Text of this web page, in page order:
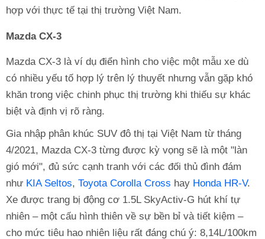
hợp với thực tế tại thị trường Việt Nam.
Mazda CX-3
Mazda CX-3 là ví dụ điển hình cho việc một mẫu xe dù
có nhiều yếu tố hợp lý trên lý thuyết nhưng vẫn gặp khó
khăn trong việc chinh phục thị trường khi thiếu sự khác
biệt và định vị rõ ràng.
Gia nhập phân khúc SUV đô thị tại Việt Nam từ tháng
4/2021, Mazda CX-3 từng được kỳ vọng sẽ là một "làn
gió mới", đủ sức cạnh tranh với các đối thủ đình đám
như KIA Seltos, Toyota Corolla Cross hay Honda HR-V.
Xe được trang bị động cơ 1.5L SkyActiv-G hút khí tự
nhiên – một cấu hình thiên về sự bền bỉ và tiết kiệm –
cho mức tiêu hao nhiên liệu rất đáng chú ý: 8,14L/100km